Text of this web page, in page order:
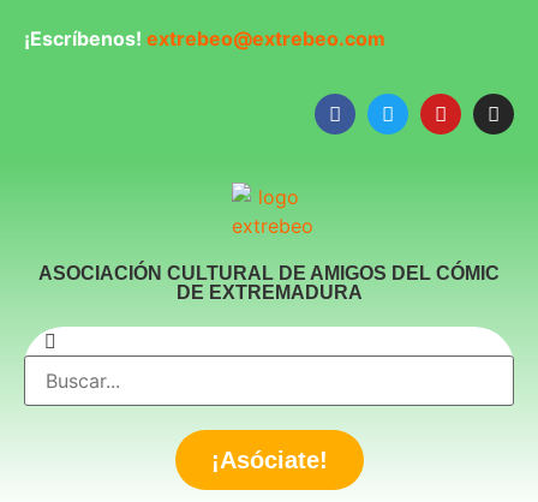
¡Escríbenos! extrebeo@extrebeo.com
ASOCIACIÓN CULTURAL DE AMIGOS DEL CÓMIC
DE EXTREMADURA
¡Asóciate!